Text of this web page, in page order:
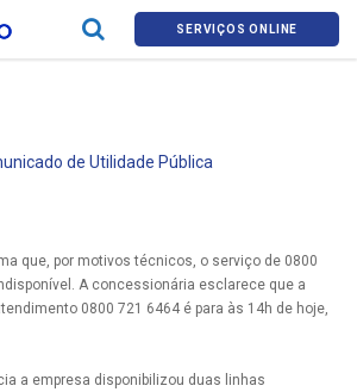
SERVIÇOS ONLINE
de Utilidade Pública
que, por motivos técnicos, o serviço de 0800
A concessionária esclarece que a
0800 721 6464 é para às 14h de hoje,
a empresa disponibilizou duas linhas